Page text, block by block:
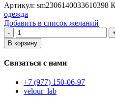
Артикул: sm2306140033610398
одежда
Добавить в список желаний
Количество
товара
мужские
штаны
В корзину
Связаться с нами
+7 (977) 150-06-97
velour_lab